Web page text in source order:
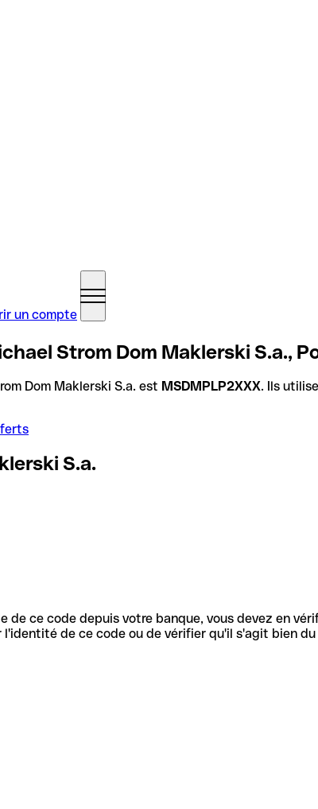
un compte
Strom Dom Maklerski S.a.,
Dom Maklerski S.a. est MSDMPLP2XXX. Ils
S.a.
de ce code depuis votre banque, vous devez en
l'identité de ce code ou de vérifier qu'il s'agit bien